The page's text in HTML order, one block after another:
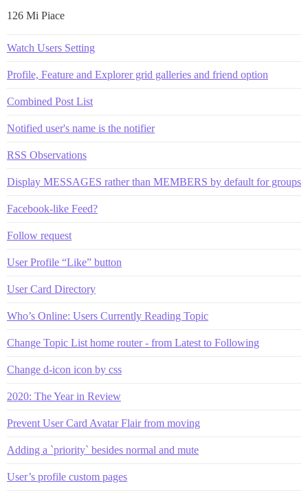
126 Mi Piace
Watch Users Setting
Profile, Feature and Explorer grid galleries and friend option
Combined Post List
Notified user's name is the notifier
RSS Observations
Display MESSAGES rather than MEMBERS by default for groups
Facebook-like Feed?
Follow request
User Profile “Like” button
User Card Directory
Who’s Online: Users Currently Reading Topic
Change Topic List home router - from Latest to Following
Change d-icon icon by css
2020: The Year in Review
Prevent User Card Avatar Flair from moving
Adding a `priority` besides normal and mute
User’s profile custom pages